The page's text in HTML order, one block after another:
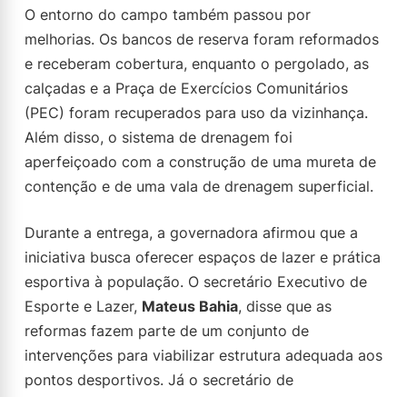
O entorno do campo também passou por
melhorias. Os bancos de reserva foram reformados
e receberam cobertura, enquanto o pergolado, as
calçadas e a Praça de Exercícios Comunitários
(PEC) foram recuperados para uso da vizinhança.
Além disso, o sistema de drenagem foi
aperfeiçoado com a construção de uma mureta de
contenção e de uma vala de drenagem superficial.
Durante a entrega, a governadora afirmou que a
iniciativa busca oferecer espaços de lazer e prática
esportiva à população. O secretário Executivo de
Esporte e Lazer, Mateus Bahia, disse que as
reformas fazem parte de um conjunto de
intervenções para viabilizar estrutura adequada aos
pontos desportivos. Já o secretário de